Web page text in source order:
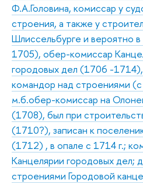
Ф.А.Головина, комиссар у
строения, а также у
Шлиссельбурге и вероятно
1705), обер-комиссар
городовых дел (1706 -
командор над строениями
м.б.обер-комиссар на
(1708), был при
(1710?), записан к
(1712) , в опале с 1714 г.;
Канцелярии городовых дел;
строениями Городовой